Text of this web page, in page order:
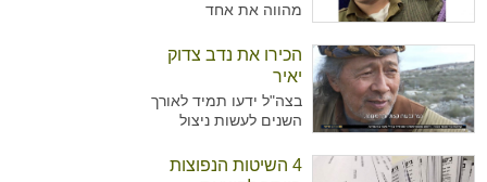
מהווה את אחד
יותר עם נשים מאשר
גברים בצה"ל. מדובר על
תפקיד המקביל לתפקיד
של עובדת סוציאלית
ויועצת בבתי הספר,
להכשיר גם גברים לאותו
הכירו את נדב צדוק
יאיר
בצה"ל ידעו תמיד לאורך
השנים לעשות ניצול
שלו ידע נרחב בתחומים
4 השיטות הנפוצות